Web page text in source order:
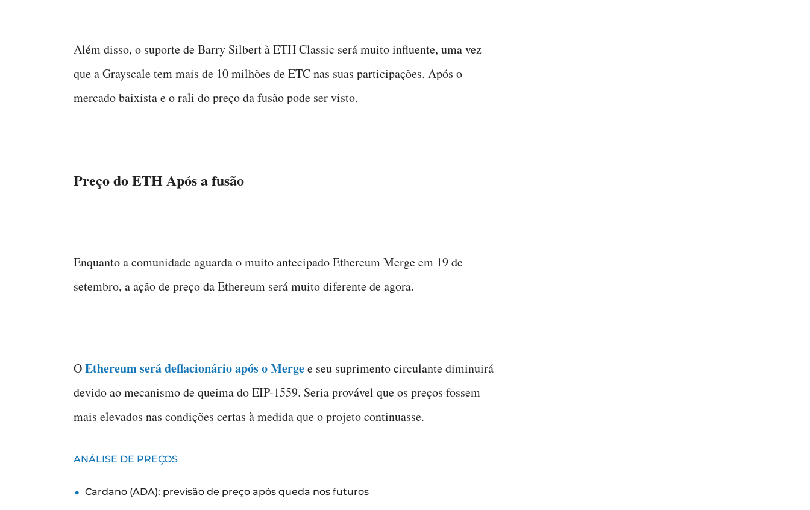
Além disso, o suporte de Barry Silbert à ETH Classic será muito influente, uma vez
que a Grayscale tem mais de 10 milhões de ETC nas suas participações. Após o
mercado baixista e o rali do preço da fusão pode ser visto.
Preço do ETH Após a fusão
Enquanto a comunidade aguarda o muito antecipado Ethereum Merge em 19 de
setembro, a ação de preço da Ethereum será muito diferente de agora.
OEthereum será deflacionário após o Mergee seu suprimento circulante diminuirá
devido ao mecanismo de queima do EIP-1559. Seria provável que os preços fossem
mais elevados nas condições certas à medida que o projeto continuasse.
ANÁLISE DE PREÇOS
Cardano (ADA): previsão de preço após queda nos futuros